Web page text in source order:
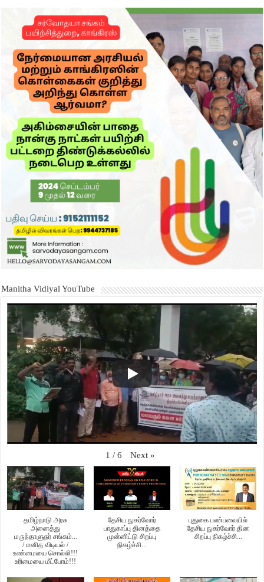
Manitha Vidiyal YouTube
1 / 6 Next »
தமிழ்நாடு அரசு
அனைத்து
மருந்தாளுநர் சங்கம்...
/ மனித விடியல் /
உண்மையை சொல்லி!!!
உரிமையை மீட்போம்!!!
தேசிய நுகர்வோர்
பாதுகாப்பு தினத்தை
முன்னிட்டு சிறப்பு
நிகழ்ச்சி...
புதுகை பண்பலையில்
தேசிய நுகர்வோர் தின
சிறப்பு நிகழ்ச்சி...